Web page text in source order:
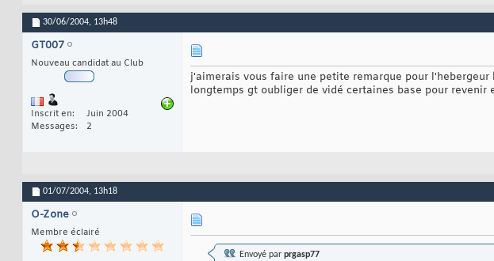
30/06/2004, 13h48
GT007
Nouveau candidat au Club
Inscrit en
Juin 2004
Messages
2
j'aimerais vous faire une petite remarque pour l'hebergeur
longtemps gt oubliger de vidé certaines base pour revenir
01/07/2004, 13h18
O-Zone
Membre éclairé
Envoyé par prgasp77